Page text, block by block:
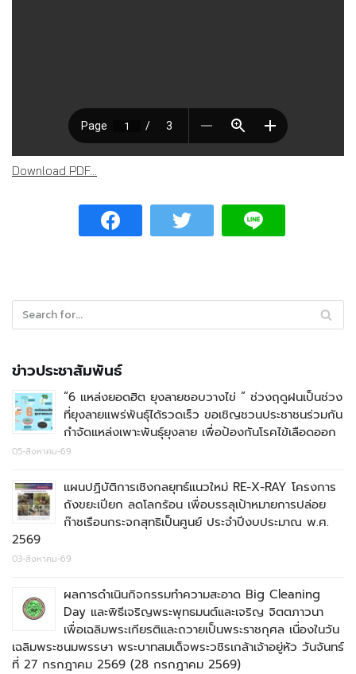
Download PDF...
ข่าวประชาสัมพันธ์
“6 แหล่งยอดฮิต ยุงลายชอบวางไข่ ” ช่วงฤดูฝนเป็นช่วง
ที่ยุงลายแพร่พันธุ์ได้รวดเร็ว ขอเชิญชวนประชาชนร่วมกัน
กำจัดแหล่งเพาะพันธุ์ยุงลาย เพื่อป้องกันโรคไข้เลือดออก
05-สิงหาคม-69
แผนปฏิบัติการเชิงกลยุทธ์แนวใหม่ RE-X-RAY โครงการ
ถังขยะเปียก ลดโลกร้อน เพื่อบรรลุเป้าหมายการปล่อย
ก๊าชเรือนกระจกสุทธิเป็นศูนย์ ประจำปีงบประมาณ พ.ศ.
2569
03-สิงหาคม-69
ผลการดำเนินกิจกรรมทำความสะอาด Big Cleaning
Day และพิธีเจริญพระพุทธมนต์และเจริญ จิตตภาวนา
เพื่อเฉลิมพระเกียรติและถวายเป็นพระราชกุศล เนื่องในวัน
เฉลิมพระชนมพรรษา พระบาทสมเด็จพระวชิรเกล้าเจ้าอยู่หัว วันจันทร์
ที่ 27 กรกฎาคม 2569 (28 กรกฎาคม 2569)